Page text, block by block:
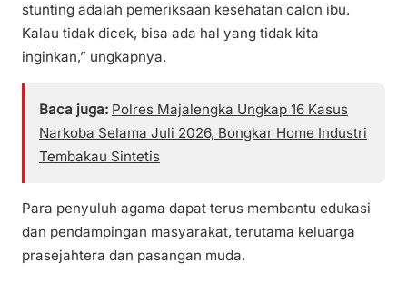
stunting adalah pemeriksaan kesehatan calon ibu.
Kalau tidak dicek, bisa ada hal yang tidak kita
inginkan,” ungkapnya.
Baca juga: Polres Majalengka Ungkap 16 Kasus
Narkoba Selama Juli 2026, Bongkar Home Industri
Tembakau Sintetis
Para penyuluh agama dapat terus membantu edukasi
dan pendampingan masyarakat, terutama keluarga
prasejahtera dan pasangan muda.